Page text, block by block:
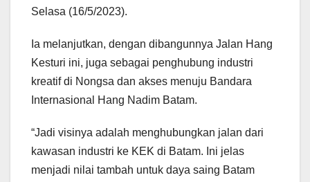
Selasa (16/5/2023).
Ia melanjutkan, dengan dibangunnya Jalan Hang
Kesturi ini, juga sebagai penghubung industri
kreatif di Nongsa dan akses menuju Bandara
Internasional Hang Nadim Batam.
“Jadi visinya adalah menghubungkan jalan dari
kawasan industri ke KEK di Batam. Ini jelas
menjadi nilai tambah untuk daya saing Batam